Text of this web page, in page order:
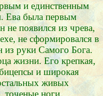
и единственным
Ева была первым
не появился из чрева,
не сформировался в
из руки Самого Бога.
жизни. Его крепкая,
и широкая
живых
точеные ноги,